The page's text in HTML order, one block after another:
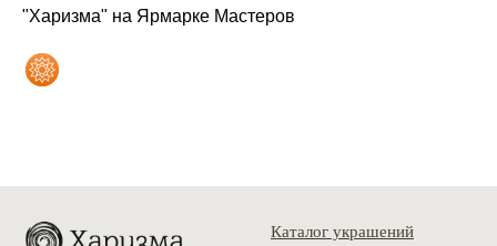
"Харизма" на Ярмарке Мастеров
Каталог украшений